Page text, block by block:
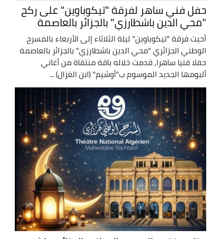
حفل فني ساهر لفرقة "تيكوباوين" على ركح
"محي الدين باشطارزي" بالجزائر بالعاصمة
أحيت فرقة "تيكوباوين" ليلة الثلاثاء إلى الأربعاء بالمسرح
الوطني الجزائري "محي الدين باشطارزي" بالجزائر بالعاصمة
حفلا فنيا ساهرا, قدمت خلاله باقة منتقاة من أغاني
ألبومها الجديد الموسوم ب"أوشيم" (ابن الغزال) ...